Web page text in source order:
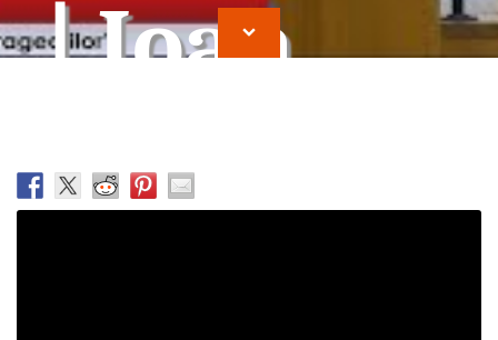
| Ioan
Cocirteu